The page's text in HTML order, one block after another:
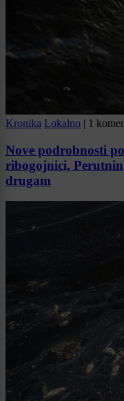
Kronika Lokalno | 1
Nove podrobnosti
ribogojnici,
drugam